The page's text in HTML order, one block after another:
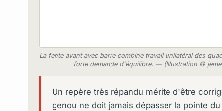
La fente avant avec barre combine travail unilatéral des
forte demande d'équilibre. — (Illustration ©
Un repère très répandu mérite d'être
genou ne doit jamais dépasser la pointe